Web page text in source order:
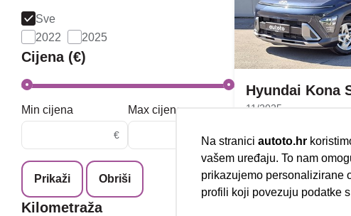
Sve
2022
2025
Cijena (€)
Min cijena
€
Max cijena
€
Prikaži Obriši
Kilometraža
Hyundai Kona
11/2025
Benzin
74 kW / 101 ks
Jamstvo
Na stranici autoto.hr
vašem uređaju. To nam
prikazujemo personalizirane
profili koji povezuju podatke